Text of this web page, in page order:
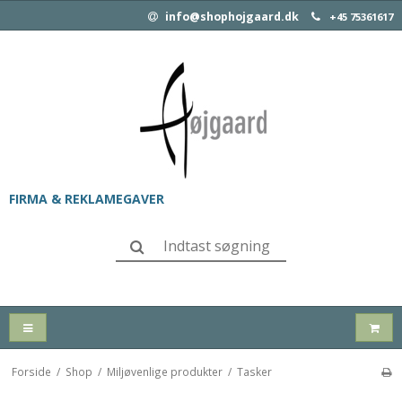
info@shophojgaard.dk +45 75361617
FIRMA & REKLAMEGAVER
Forside / Shop / Miljøvenlige produkter / Tasker